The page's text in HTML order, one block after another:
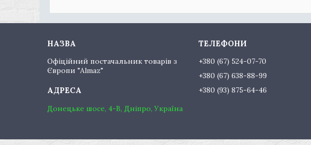
Офіційний постачальник товарів з
Європи "Almaz"
Донецьке шосе, 4-В, Дніпро, Україна
+380 (67) 524-07-70
+380 (67) 638-88-99
+380 (93) 875-64-46